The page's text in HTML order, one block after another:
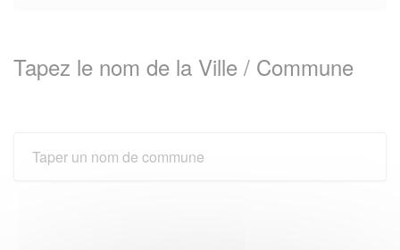
Tapez le nom de la Ville / Commune